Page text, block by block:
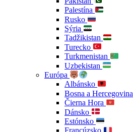
Palestína
Rusko
Sýria
Tadžikistan
Turecko
Turkmenistan
Uzbekistan
Európa
Albánsko
Bosna a Hercegovina
Čierna Hora
Dánsko
Estónsko